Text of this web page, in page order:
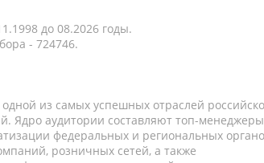
до 08.2026 годы.
- 724746.
из самых успешных отраслей
Ядро аудитории составляют топ-
федеральных и региональных
розничных сетей, а также